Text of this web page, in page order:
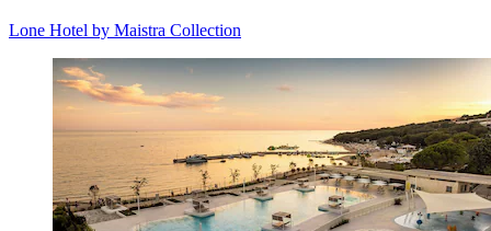
Lone Hotel by Maistra Collection